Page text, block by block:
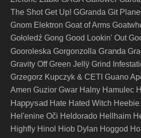
The Shot Get Up! GGranda Git
Gnom Elektron Goat of Arms
Gołoledź Gong Good Lookin' Out
Gooroleska Gorgonzolla Granda
Gravity Off Green Jellÿ Grind
Grzegorz Kupczyk & CETI Guano
Amen Guzior Gwar Halny Hamulec
Happysad Hate Hated Witch
Hel'enine Oči Heldorado Hellhaim
Highfly Hinol Hiob Dylan Hoggod